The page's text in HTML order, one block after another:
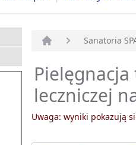
Sanatoria
leczniczej
Uwaga: wyniki pokazują